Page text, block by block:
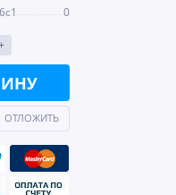
0
ОТЛОЖИТЬ